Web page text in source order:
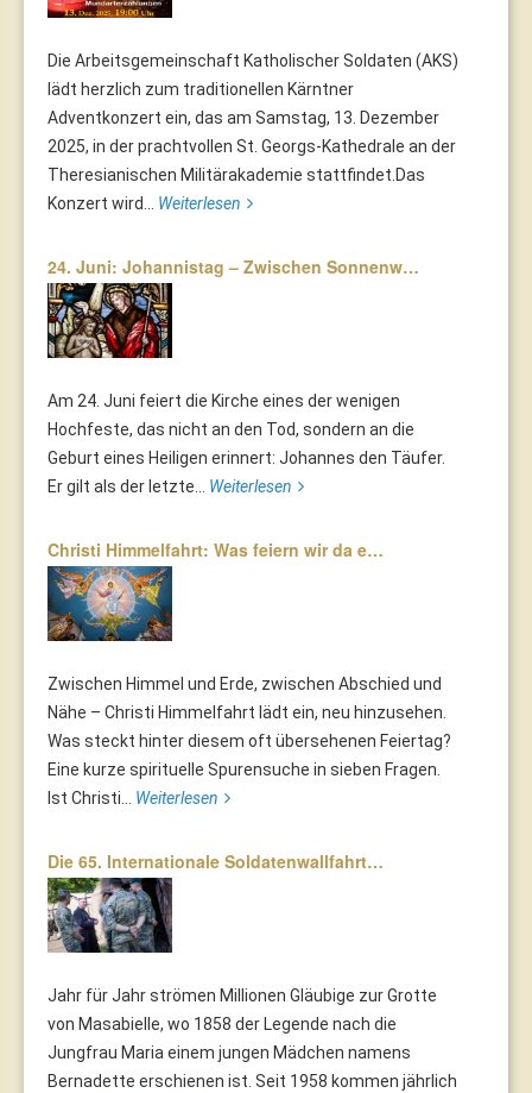
Die Arbeitsgemeinschaft Katholischer Soldaten (AKS)
lädt herzlich zum traditionellen Kärntner
Adventkonzert ein, das am Samstag, 13. Dezember
2025, in der prachtvollen St. Georgs-Kathedrale an der
Theresianischen Militärakademie stattfindet.Das
Konzert wird... Weiterlesen
24. Juni: Johannistag – Zwischen Sonnenw…
Am 24. Juni feiert die Kirche eines der wenigen
Hochfeste, das nicht an den Tod, sondern an die
Geburt eines Heiligen erinnert: Johannes den Täufer.
Er gilt als der letzte... Weiterlesen
Christi Himmelfahrt: Was feiern wir da e…
Zwischen Himmel und Erde, zwischen Abschied und
Nähe – Christi Himmelfahrt lädt ein, neu hinzusehen.
Was steckt hinter diesem oft übersehenen Feiertag?
Eine kurze spirituelle Spurensuche in sieben Fragen.
Ist Christi... Weiterlesen
Die 65. Internationale Soldatenwallfahrt…
Jahr für Jahr strömen Millionen Gläubige zur Grotte
von Masabielle, wo 1858 der Legende nach die
Jungfrau Maria einem jungen Mädchen namens
Bernadette erschienen ist. Seit 1958 kommen jährlich